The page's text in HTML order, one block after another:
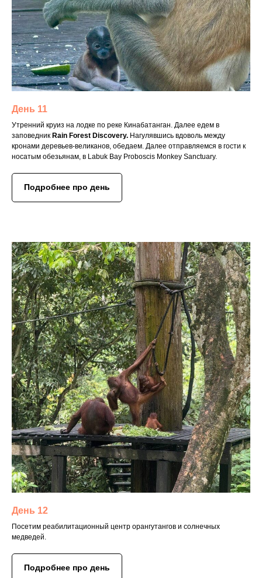
День 11
Утренний круиз на лодке по реке Кинабатанган. Далее едем в
заповедник Rain Forest Discovery. Нагулявшись вдоволь между
кронами деревьев-великанов, обедаем. Далее отправляемся в гости к
носатым обезьянам, в Labuk Bay Proboscis Monkey Sanctuary.
Подробнее про день
День 12
Посетим реабилитационный центр орангутангов и солнечных
медведей.
Подробнее про день